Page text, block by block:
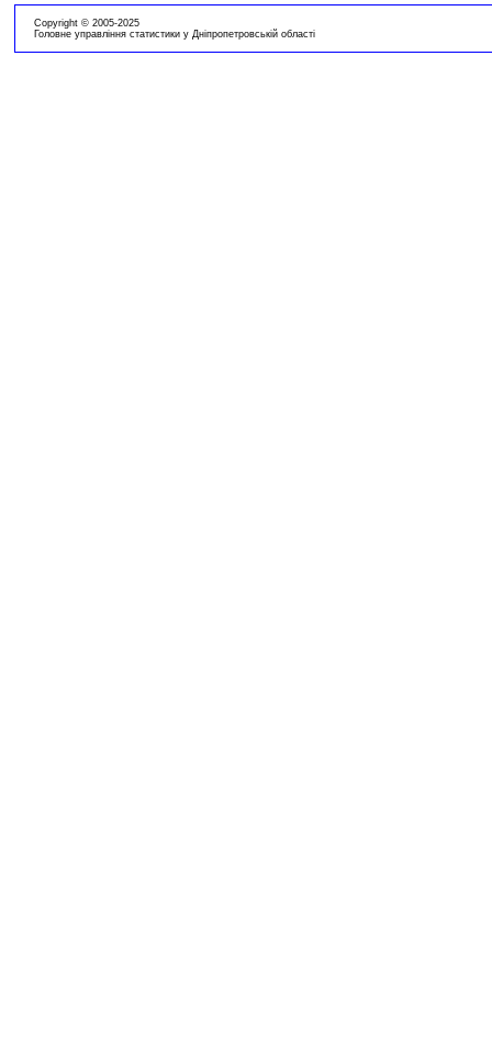
Copyright © 2005-2025
Головне управління статистики у Дніпропетровській області